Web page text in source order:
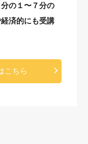
の１〜７分の
済的にも受講
こちら